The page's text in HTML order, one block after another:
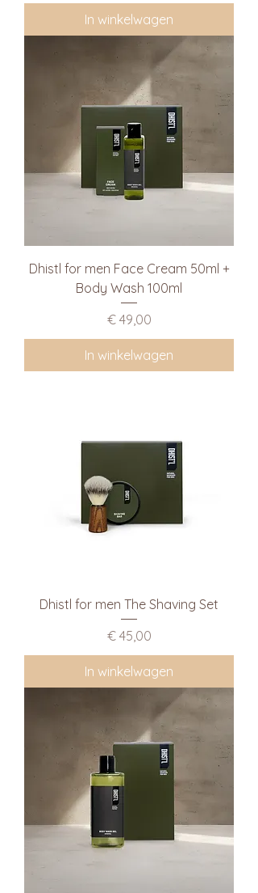
In winkelwagen
Dhistl for men Face Cream 50ml +
Body Wash 100ml
Prijs
€ 49,00
In winkelwagen
Dhistl for men The Shaving Set
Prijs
€ 45,00
In winkelwagen